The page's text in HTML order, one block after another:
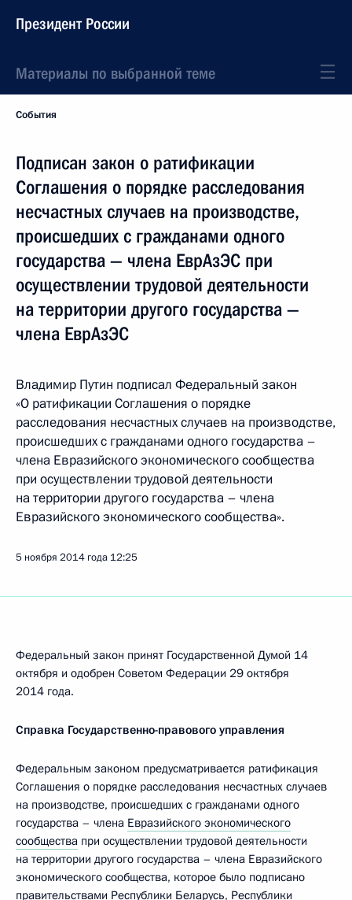
Президент России
Материалы по выбранной теме
События
Подписан закон о ратификации
Соглашения о порядке расследования
несчастных случаев на производстве,
происшедших с гражданами одного
государства — члена ЕврАзЭС при
осуществлении трудовой деятельности
на территории другого государства —
члена ЕврАзЭС
Владимир Путин подписал Федеральный закон
«О ратификации Соглашения о порядке
расследования несчастных случаев на производстве,
происшедших с гражданами одного государства –
члена Евразийского экономического сообщества
при осуществлении трудовой деятельности
на территории другого государства – члена
Евразийского экономического сообщества».
5 ноября 2014 года 12:25
Федеральный закон принят Государственной Думой 14
октября и одобрен Советом Федерации 29 октября
2014 года.
Справка Государственно-правового управления
Федеральным законом предусматривается ратификация
Соглашения о порядке расследования несчастных случаев
на производстве, происшедших с гражданами одного
государства – члена Евразийского экономического
сообщества при осуществлении трудовой деятельности
на территории другого государства – члена Евразийского
экономического сообщества, которое было подписано
правительствами Республики Беларусь, Республики